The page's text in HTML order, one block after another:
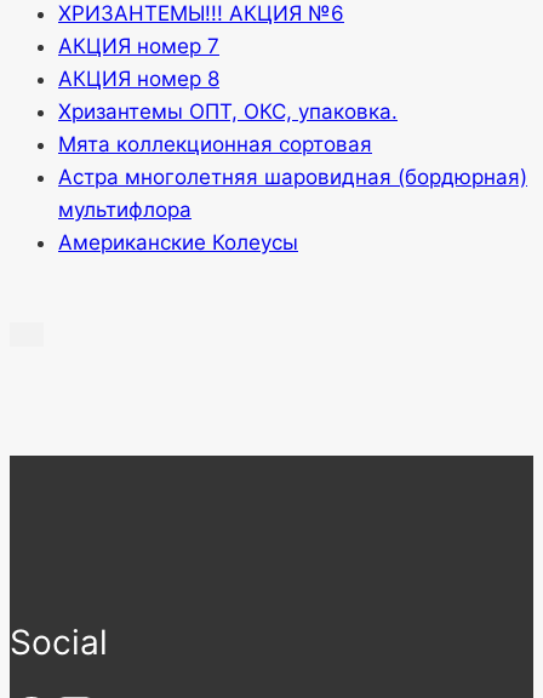
ХРИЗАНТЕМЫ!!! АКЦИЯ №6
АКЦИЯ номер 7
АКЦИЯ номер 8
Хризантемы ОПТ, ОКС, упаковка.
Мята коллекционная сортовая
Астра многолетняя шаровидная (бордюрная)
мультифлора
Американские Колеусы
Social